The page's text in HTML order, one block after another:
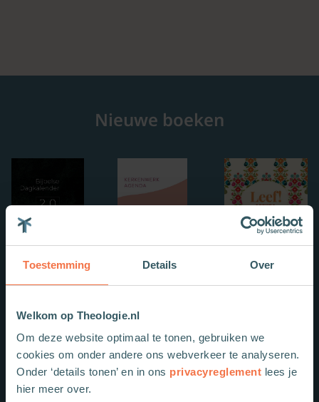
Toestemming Details Over
Welkom op Theologie.nl
Om deze website optimaal te tonen, gebruiken we
cookies om onder andere ons webverkeer te analyseren.
Onder ‘details tonen’ en in ons privacyreglement lees je
hier meer over.
Nieuwe boeken